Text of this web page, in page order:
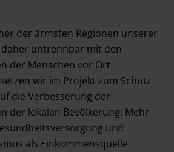
der ärmsten Regionen unserer
untrennbar mit den
der Menschen vor Ort
wir im Projekt zum Schutz
die Verbesserung der
der lokalen Bevölkerung: Mehr
und
als Einkommensquelle.